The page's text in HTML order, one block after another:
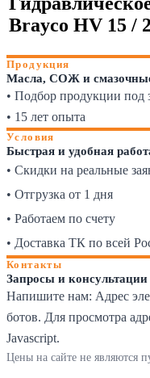
Brayco HV 15 /
Продукция
Масла, СОЖ и
• Подбор продукции под
• 15 лет опыта
Условия
Быстрая и удобная
• Скидки на реальные
• Отгрузка от 1 дня
• Работаем по счету
• Доставка ТК по всей
Контакты
Запросы и консультации
Напишите нам: Адрес
ботов. Для просмотра
Javascript.
Цены на сайте не являются